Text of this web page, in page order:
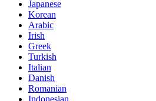
Japanese
Korean
Arabic
Irish
Greek
Turkish
Italian
Danish
Romanian